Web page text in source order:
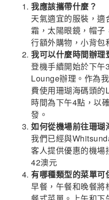
我應該攜帶什麼？
天氣適宜的服裝，
霜，太陽眼鏡，帽
行額外購物，小背包
我可以什麼時間辦理
登機手續開始於下
Lounge辦理。作為
費使用珊瑚海碼頭
時間為下午4點，以
發。
如何從機場前往珊瑚
我們已經與
客人提供優惠的機場
42澳元
有哪種類型的菜單可
早餐，午餐和晚餐將